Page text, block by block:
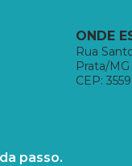
ONDE
Rua
Prata/MG
CEP:
passo.